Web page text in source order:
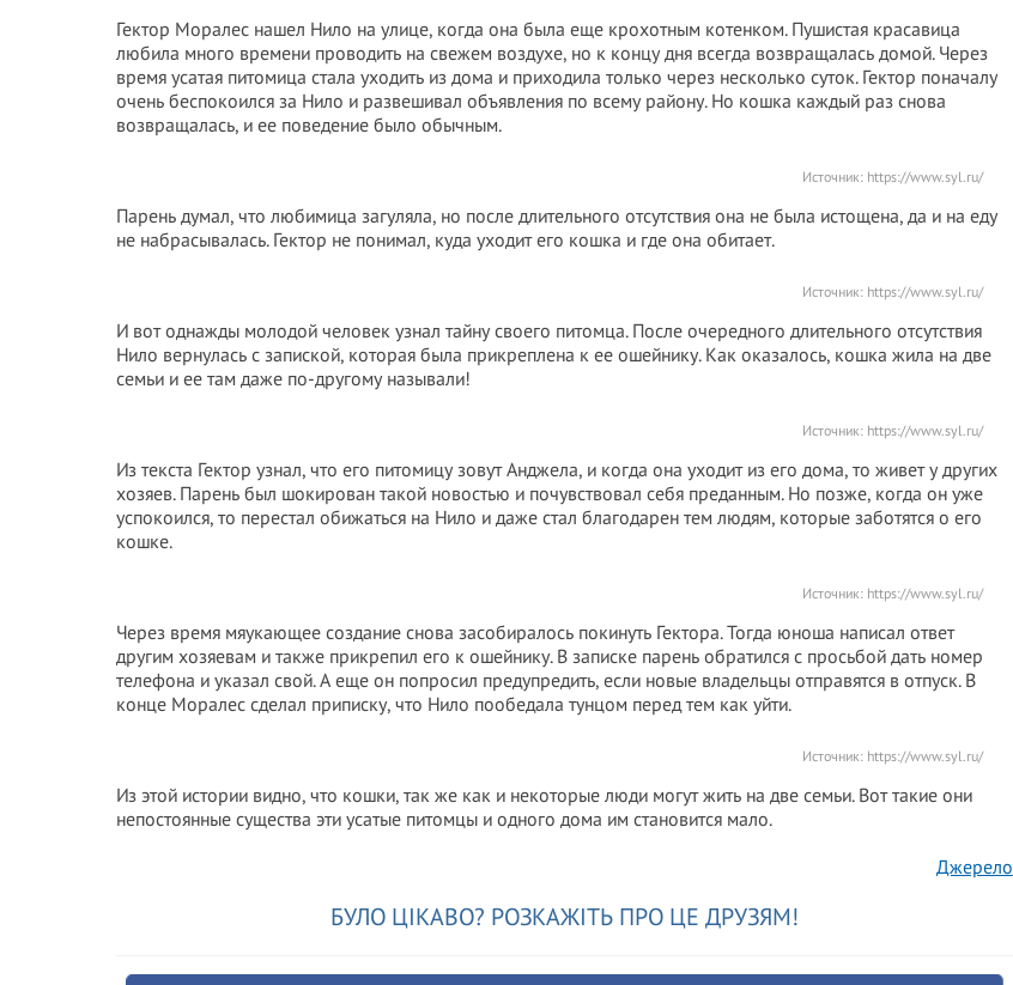
Гектор Моралес нашел Нило на улице, когда она была еще крохотным котенком. Пушистая красавица
любила много времени проводить на свежем воздухе, но к концу дня всегда возвращалась домой. Через
время усатая питомица стала уходить из дома и приходила только через несколько суток. Гектор поначалу
очень беспокоился за Нило и развешивал объявления по всему району. Но кошка каждый раз снова
возвращалась, и ее поведение было обычным.
Источник: https://www.syl.ru/
Парень думал, что любимица загуляла, но после длительного отсутствия она не была истощена, да и на еду
не набрасывалась. Гектор не понимал, куда уходит его кошка и где она обитает.
Источник: https://www.syl.ru/
И вот однажды молодой человек узнал тайну своего питомца. После очередного длительного отсутствия
Нило вернулась с запиской, которая была прикреплена к ее ошейнику. Как оказалось, кошка жила на две
семьи и ее там даже по-другому называли!
Источник: https://www.syl.ru/
Из текста Гектор узнал, что его питомицу зовут Анджела, и когда она уходит из его дома, то живет у других
хозяев. Парень был шокирован такой новостью и почувствовал себя преданным. Но позже, когда он уже
успокоился, то перестал обижаться на Нило и даже стал благодарен тем людям, которые заботятся о его
кошке.
Источник: https://www.syl.ru/
Через время мяукающее создание снова засобиралось покинуть Гектора. Тогда юноша написал ответ
другим хозяевам и также прикрепил его к ошейнику. В записке парень обратился с просьбой дать номер
телефона и указал свой. А еще он попросил предупредить, если новые владельцы отправятся в отпуск. В
конце Моралес сделал приписку, что Нило пообедала тунцом перед тем как уйти.
Источник: https://www.syl.ru/
Из этой истории видно, что кошки, так же как и некоторые люди могут жить на две семьи. Вот такие они
непостоянные существа эти усатые питомцы и одного дома им становится мало.
Джерело
БУЛО ЦІКАВО? РОЗКАЖІТЬ ПРО ЦЕ ДРУЗЯМ!